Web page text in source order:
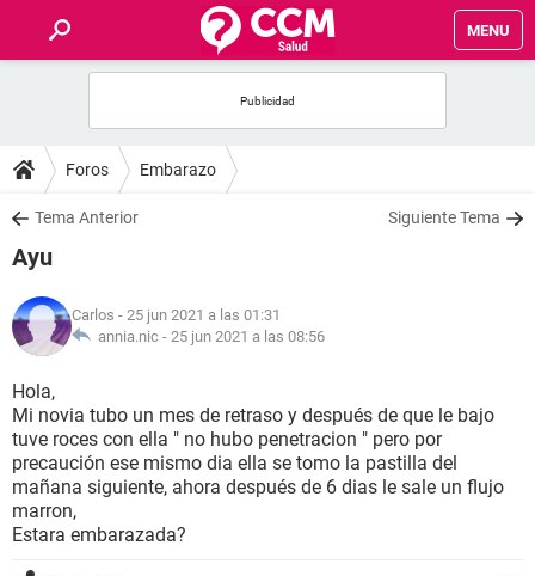
MENU
FOROS
SALUD
FAMILIA
NUTRICIÓN
BIENESTAR
SEXUALIDAD
GLOSARIO
Foros Embarazo
Tema Anterior Siguiente Tema
Ayu
Carlos - 25 jun 2021 a las 01:31
annia.nic - 25 jun 2021 a las 08:56
Hola,
Mi novia tubo un mes de retraso y después de que le bajo
tuve roces con ella " no hubo penetracion " pero por
precaución ese mismo dia ella se tomo la pastilla del
mañana siguiente, ahora después de 6 dias le sale un flujo
marron,
Estara embarazada?